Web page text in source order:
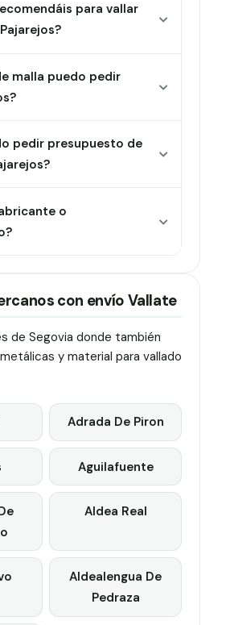
para vallar
malla puedo pedir
pedir presupuesto de
o
con envío Vallate
de Segovia donde también
y material para vallado
Adrada De Piron
Aguilafuente
Aldea Real
Aldealengua De
Pedraza